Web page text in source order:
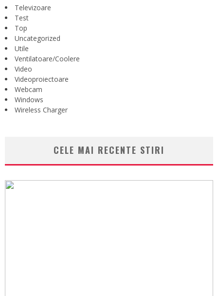
Televizoare
Test
Top
Uncategorized
Utile
Ventilatoare/Coolere
Video
Videoproiectoare
Webcam
Windows
Wireless Charger
CELE MAI RECENTE STIRI